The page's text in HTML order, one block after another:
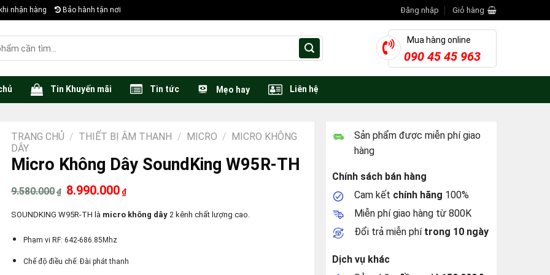
nhận hàng Bảo hành tận nơi Đăng nhập Giỏ hàng
Mua hàng online
090 45 45 963
Tin Khuyến mãi Tin tức Mẹo hay Liên hệ
TRANG CHỦ / THIẾT BỊ ÂM THANH / MICRO / MICRO KHÔNG
DÂY
Micro Không Dây SoundKing W95R-TH
9.580.000 ₫
Giá
gốc
9.580.000₫.
8.990.000 ₫Giá
là:
SOUNDKING W95R-TH là micro không dây2 kênh chất lượng cao.
Phạm vi RF: 642-686.85Mhz
Chế độ điều chế: Đài phát thanh
Sản phẩm được miễn phí giao
hàng
Chính sách bán hàng
Cam kết chính hãng 100%
Miễn phí giao hàng từ 800K
Đổi trả miễn phí trong 10 ngày
Dịch vụ khác